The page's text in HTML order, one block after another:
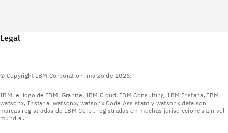
Legal
© Copyright IBM Corporation, marzo de 2026.
IBM, el logo de IBM, Granite, IBM Cloud, IBM Consulting, IBM Instana, IBM
watsonx, Instana, watsonx, watsonx Code Assistant y watsonx.data son
marcas registradas de IBM Corp., registradas en muchas jurisdicciones a nivel
mundial.